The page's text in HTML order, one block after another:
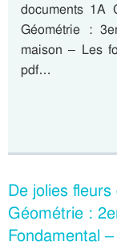
documents 1A
Géométrie :
maison – Les
pdf…
De jolies
Géométrie :
Fondamental